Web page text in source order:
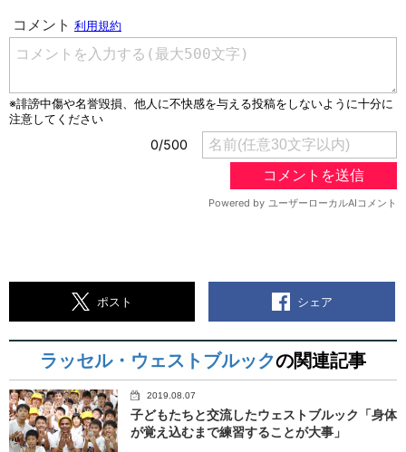
ポスト シェア
ラッセル・ウェストブルックの関連記事
2019.08.07
子どもたちと交流したウェストブルック「身体
が覚え込むまで練習することが大事」